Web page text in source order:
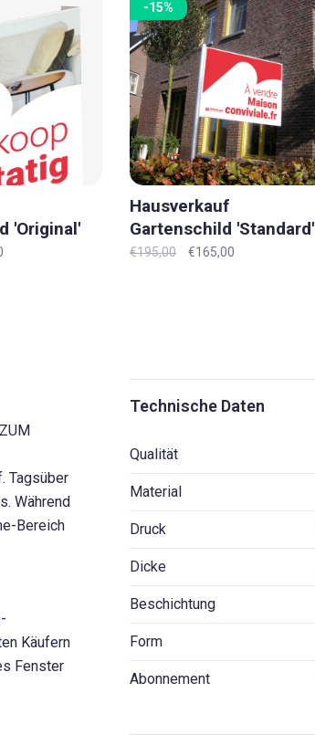
'Original'
-15%
Hausverkauf
Gartenschild 'Standard'
XL
€195,00 €165,00
Tagsüber
Während
Bereich
Käufern
Fenster
Technische Daten
Qualität
Material
Druck
Dicke
Beschichtung
Form
Abonnement